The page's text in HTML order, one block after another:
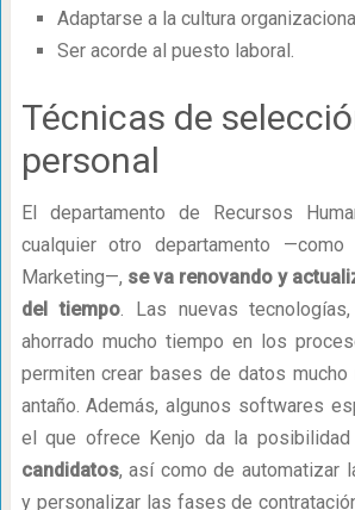
Adaptarse a la cultura
Ser acorde al puesto laboral.
Técnicas de
personal
El departamento de Recursos
cualquier otro departamento
Marketing—, se va renovando y
del tiempo. Las nuevas
ahorrado mucho tiempo en los
permiten crear bases de datos
antaño. Además, algunos softwares
el que ofrece Kenjo da la
candidatos, así como de automatizar
y personalizar las fases de